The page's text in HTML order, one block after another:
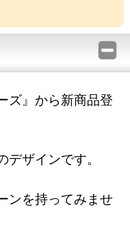
ズ』から新商品登
ザインです。
ンを持ってみませ